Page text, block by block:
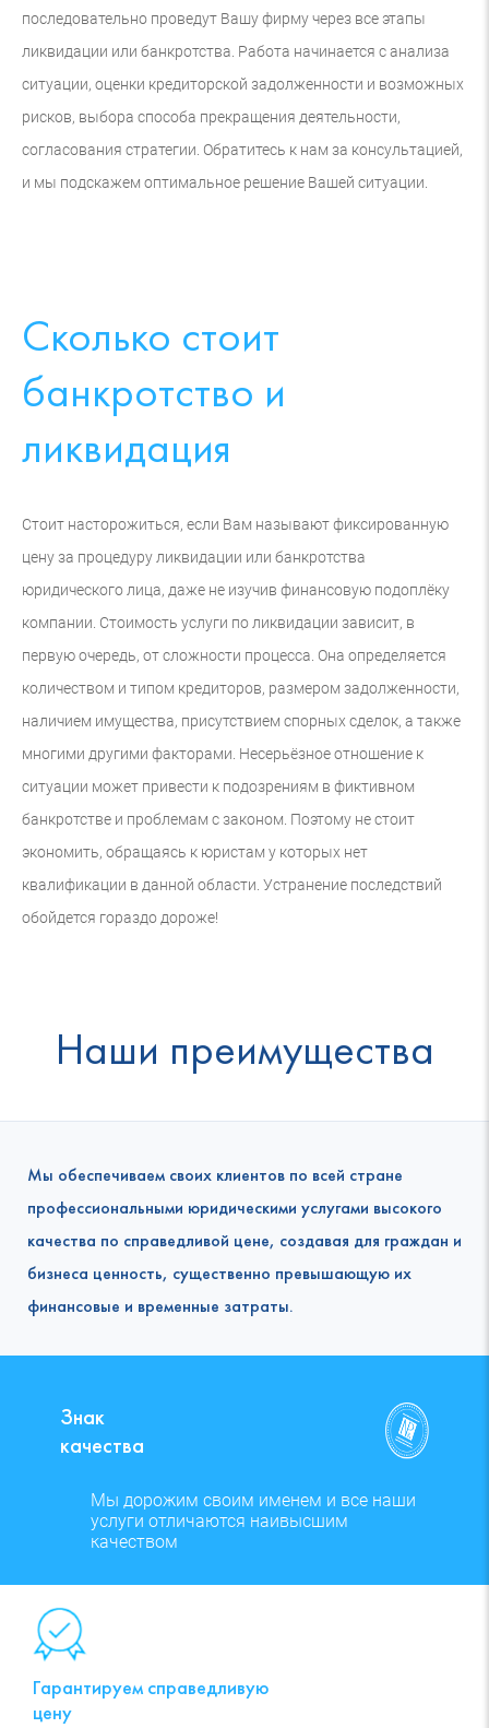
последовательно проведут Вашу фирму через все этапы
ликвидации или банкротства. Работа начинается с анализа
ситуации, оценки кредиторской задолженности и возможных
рисков, выбора способа прекращения деятельности,
согласования стратегии. Обратитесь к нам за консультацией,
и мы подскажем оптимальное решение Вашей ситуации.
Сколько стоит
банкротство и
ликвидация
Стоит насторожиться, если Вам называют фиксированную
цену за процедуру ликвидации или банкротства
юридического лица, даже не изучив финансовую подоплёку
компании. Стоимость услуги по ликвидации зависит, в
первую очередь, от сложности процесса. Она определяется
количеством и типом кредиторов, размером задолженности,
наличием имущества, присутствием спорных сделок, а также
многими другими факторами. Несерьёзное отношение к
ситуации может привести к подозрениям в фиктивном
банкротстве и проблемам с законом. Поэтому не стоит
экономить, обращаясь к юристам у которых нет
квалификации в данной области. Устранение последствий
обойдется гораздо дороже!
Наши преимущества
Мы обеспечиваем своих клиентов по всей стране
профессиональными юридическими услугами высокого
качества по справедливой цене, создавая для граждан и
бизнеса ценность, существенно превышающую их
финансовые и временные затраты.
Знак
качества
Мы дорожим своим именем и все наши
услуги отличаются наивысшим
качеством
Гарантируем справедливую
цену